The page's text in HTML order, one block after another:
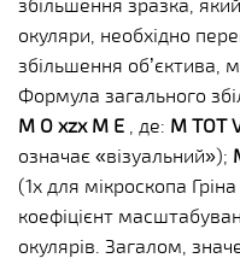
окуляри, необхідно
збільшення об’єктива,
Формула загального
M O xzx M E , де: M TOT
означає «візуальний»);
(1x для мікроскопа
коефіцієнт
окулярів. Загалом,